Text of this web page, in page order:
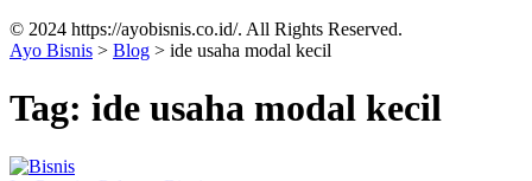
© 2024 https://ayobisnis.co.id/. All Rights Reserved.
Ayo Bisnis > Blog > ide usaha modal kecil
Tag: ide usaha modal kecil